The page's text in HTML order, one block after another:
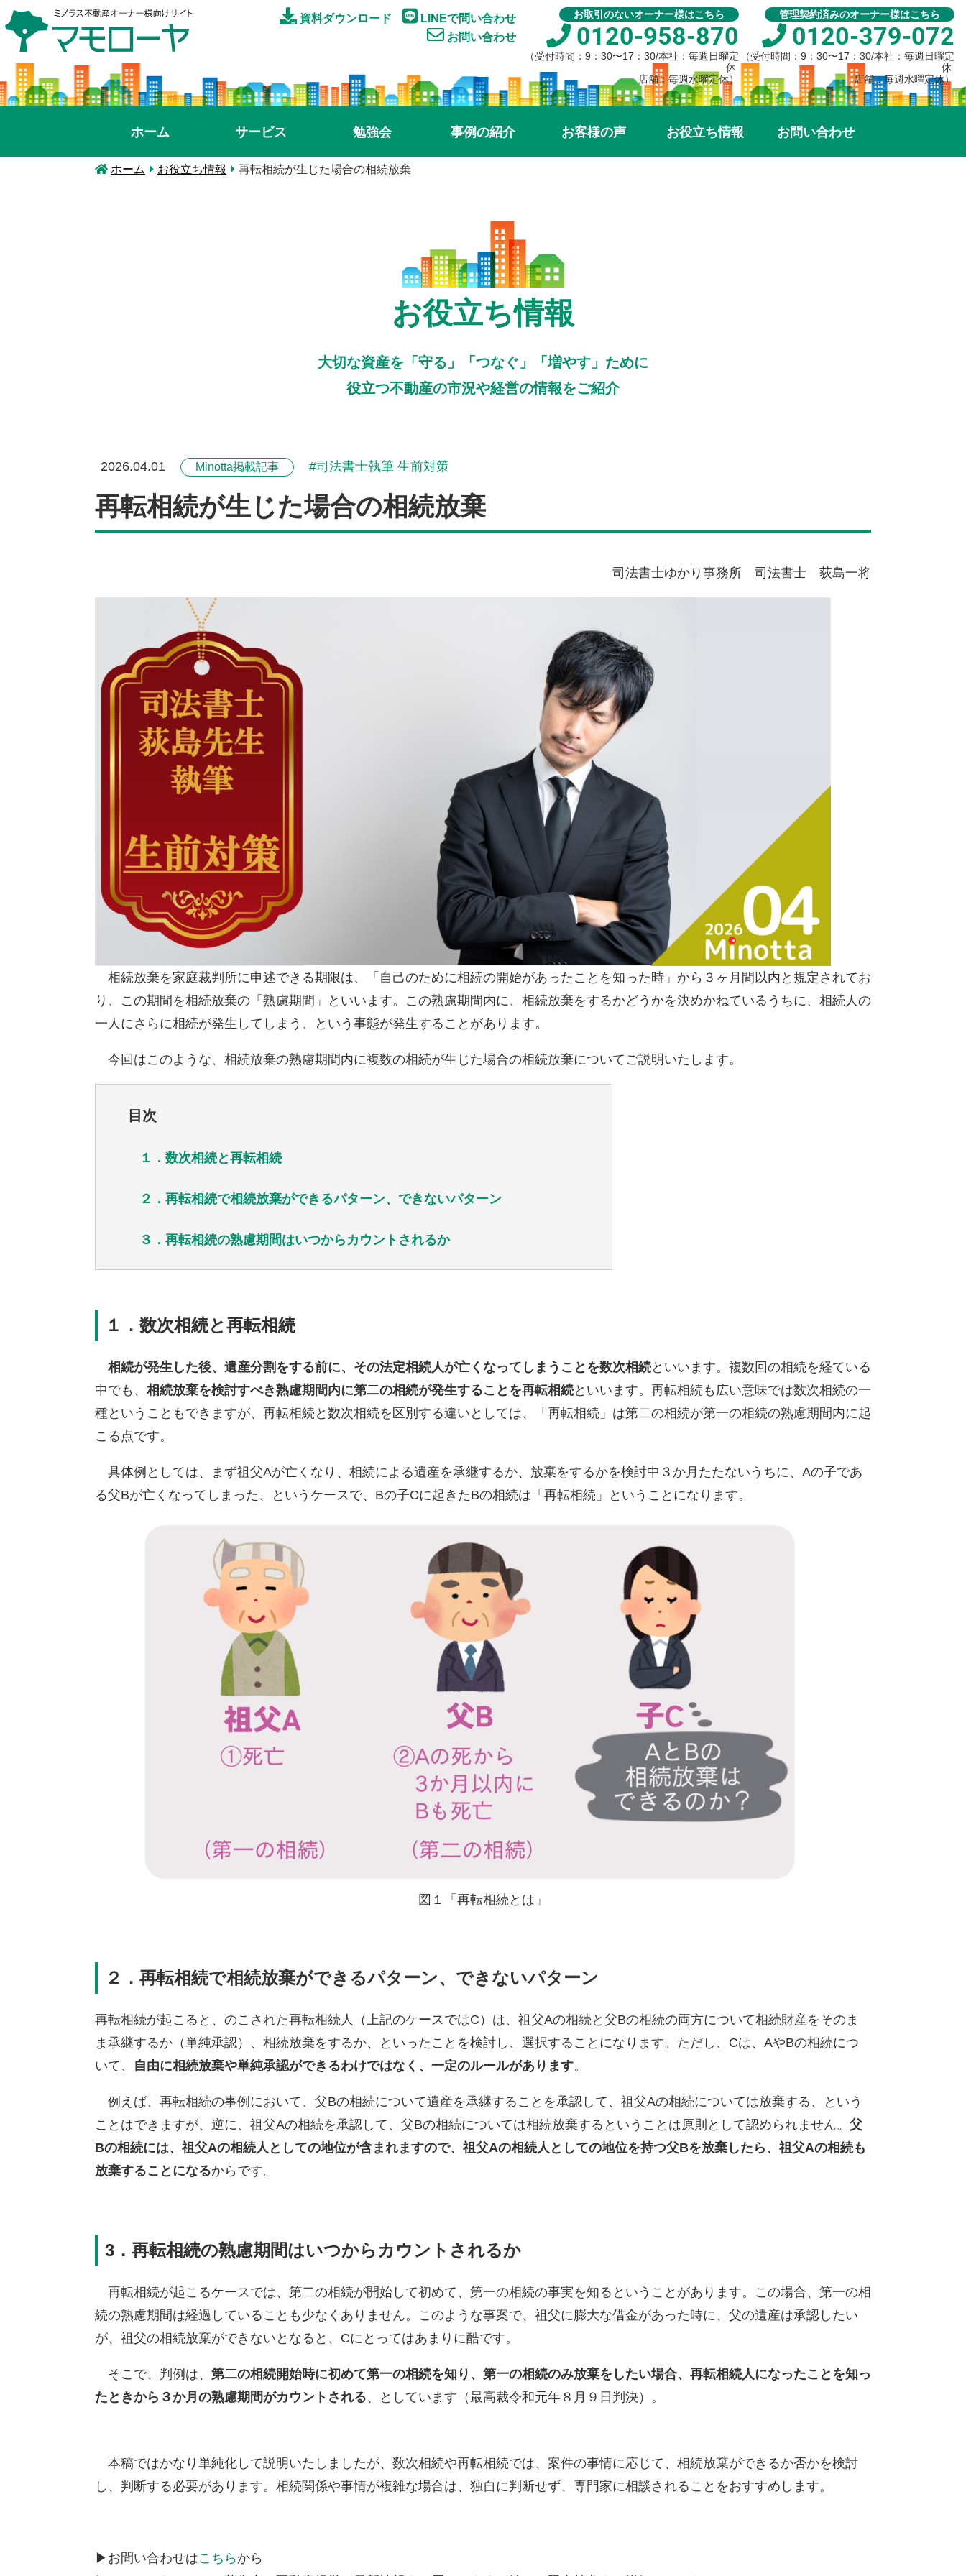
資料ダウンロード
LINEで問い合わせ
お問い合わせ
お取引のないオーナー様はこちら
0120-958-870
（受付時間：9：30〜17：30/本社：毎週日曜定
休
店舗：毎週水曜定休）
管理契約済みのオーナー様はこちら
0120-379-072
（受付時間：9：30〜17：30/本社：毎週日曜定
休
店舗：毎週水曜定休）
ホーム サービス 勉強会 事例の紹介 お客様の声 お役立ち情報 お問い合わせ
ホーム お役立ち情報 再転相続が生じた場合の相続放棄
お役立ち情報
大切な資産を「守る」「つなぐ」「増やす」ために
役立つ不動産の市況や経営の情報をご紹介
2026.04.01 Minotta掲載記事 司法書士執筆 生前対策
再転相続が生じた場合の相続放棄
司法書士ゆかり事務所 司法書士 荻島一将
相続放棄を家庭裁判所に申述できる期限は、「自己のために相続の開始があったことを知った時」から３ヶ月間以内と規定されてお
り、この期間を相続放棄の「熟慮期間」といいます。この熟慮期間内に、相続放棄をするかどうかを決めかねているうちに、相続人の
一人にさらに相続が発生してしまう、という事態が発生することがあります。
今回はこのような、相続放棄の熟慮期間内に複数の相続が生じた場合の相続放棄についてご説明いたします。
目次
１． 数次相続と再転相続
２． 再転相続で相続放棄ができるパターン、できないパターン
３．再転相続の熟慮期間はいつからカウントされるか
１． 数次相続と再転相続
相続が発生した後、遺産分割をする前に、その法定相続人が亡くなってしまうことを数次相続といいます。複数回の相続を経ている
中でも、 相続放棄を検討すべき熟慮期間内に第二の相続が発生することを再転相続といいます。再転相続も広い意味では数次相続の一
種ということもできますが、再転相続と数次相続を区別する違いとしては、「再転相続」は第二の相続が第一の相続の熟慮期間内に起
こる点です。
具体例としては、まず祖父Aが亡くなり、相続による遺産を承継するか、放棄をするかを検討中３か月たたないうちに、Aの子であ
る父Bが亡くなってしまった、というケースで、Bの子Cに起きたBの相続は「再転相続」ということになります。
図１「再転相続とは」
２． 再転相続で相続放棄ができるパターン、できないパターン
再転相続が起こると、のこされた再転相続人（上記のケースではC）は、祖父Aの相続と父Bの相続の両方について相続財産をそのま
ま承継するか（単純承認）、相続放棄をするか、といったことを検討し、選択することになります。ただし、Cは、AやBの相続につ
いて、 自由に相続放棄や単純承認ができるわけではなく、一定のルールがあります。
例えば、再転相続の事例において、父Bの相続について遺産を承継することを承認して、祖父Aの相続については放棄する、という
ことはできますが、逆に、祖父Aの相続を承認して、父Bの相続については相続放棄するということは原則として認められません。 父
Bの相続には、祖父Aの相続人としての地位が含まれますので、祖父Aの相続人としての地位を持つ父Bを放棄したら、祖父Aの相続も
放棄することになるからです。
3． 再転相続の熟慮期間はいつからカウントされるか
再転相続が起こるケースでは、第二の相続が開始して初めて、第一の相続の事実を知るということがあります。この場合、第一の相
続の熟慮期間は経過していることも少なくありません。このような事案で、祖父に膨大な借金があった時に、父の遺産は承認したい
が、祖父の相続放棄ができないとなると、Cにとってはあまりに酷です。
そこで、判例は、 第二の相続開始時に初めて第一の相続を知り、第一の相続のみ放棄をしたい場合、再転相続人になったことを知っ
たときから３か月の熟慮期間がカウントされる、としています（最高裁令和元年８月９日判決）。
本稿ではかなり単純化して説明いたしましたが、数次相続や再転相続では、案件の事情に応じて、相続放棄ができるか否かを検討
し、判断する必要があります。相続関係や事情が複雑な場合は、独自に判断せず、専門家に相談されることをおすすめします。
▶お問い合わせはこちらから